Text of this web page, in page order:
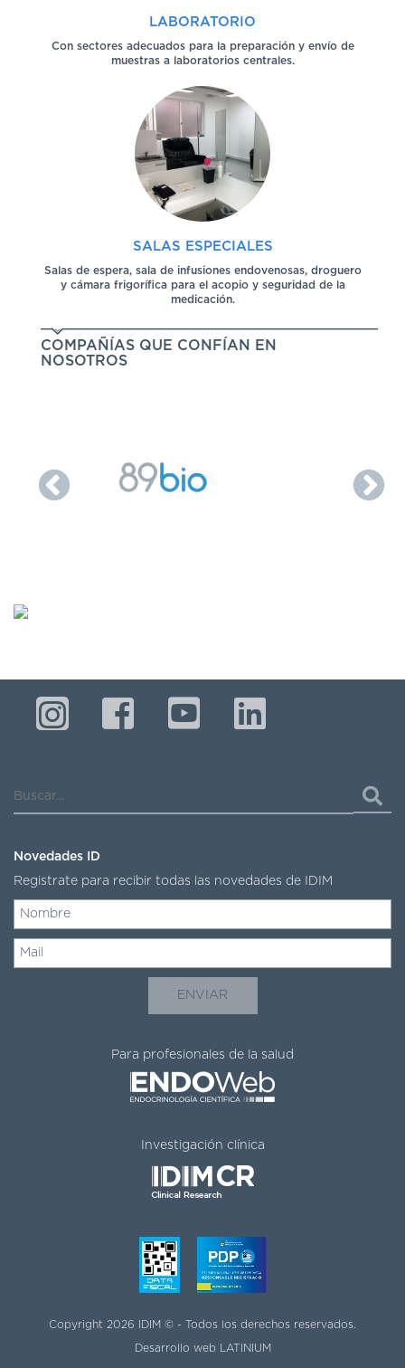
LABORATORIO
Con sectores adecuados para la preparación y envío de
muestras a laboratorios centrales.
SALAS ESPECIALES
Salas de espera, sala de infusiones endovenosas, droguero
y cámara frigorífica para el acopio y seguridad de la
medicación.
COMPAÑÍAS QUE CONFÍAN EN
NOSOTROS
Para profesionales de la salud
Investigación clínica
Novedades ID
Registrate para recibir todas las novedades de IDIM
Copyright 2026 IDIM © - Todos los derechos reservados.
Desarrollo web LATINIUM